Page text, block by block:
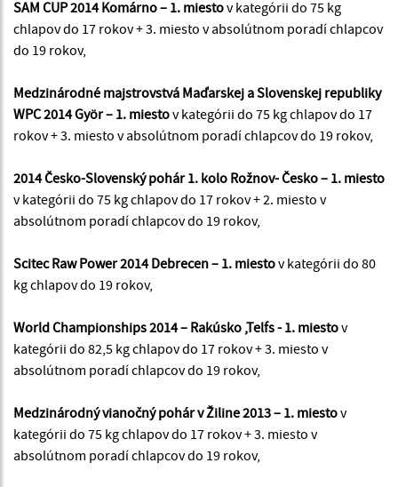
SAM CUP 2014 Komárno – 1. miestov kategórii do 75 kg
chlapov do 17 rokov + 3. miesto v absolútnom poradí chlapcov
do 19 rokov,
Medzinárodné majstrovstvá Maďarskej a Slovenskej republiky
WPC 2014 Györ – 1. miestov kategórii do 75 kg chlapov do 17
rokov + 3. miesto v absolútnom poradí chlapcov do 19 rokov,
2014 Česko-Slovenský pohár 1. kolo Rožnov- Česko – 1. miesto
v kategórii do 75 kg chlapov do 17 rokov + 2. miesto v
absolútnom poradí chlapcov do 19 rokov,
Scitec Raw Power 2014 Debrecen – 1. miestov kategórii do 80
kg chlapov do 19 rokov,
World Championships 2014 – Rakúsko ,Telfs - 1. miestov
kategórii do 82,5 kg chlapov do 17 rokov + 3. miesto v
absolútnom poradí chlapcov do 19 rokov,
Medzinárodný vianočný pohár v Žiline 2013 – 1. miestov
kategórii do 75 kg chlapov do 17 rokov + 3. miesto v
absolútnom poradí chlapcov do 19 rokov,